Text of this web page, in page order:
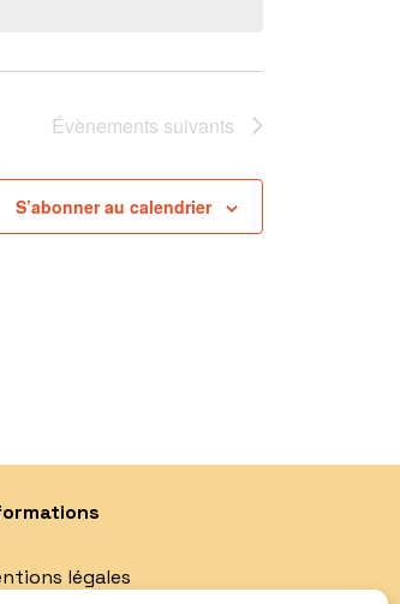
Évènements suivants
S’abonner au calendrier
légales